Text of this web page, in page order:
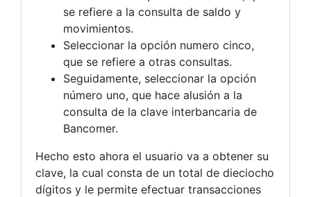
se refiere a la consulta de saldo y
movimientos.
Seleccionar la opción numero cinco,
que se refiere a otras consultas.
Seguidamente, seleccionar la opción
número uno, que hace alusión a la
consulta de la clave interbancaria de
Bancomer.
Hecho esto ahora el usuario va a obtener su
clave, la cual consta de un total de dieciocho
dígitos y le permite efectuar transacciones